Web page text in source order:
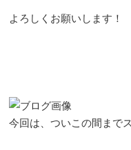
よろしくお願いします！
今回は、ついこの間まで